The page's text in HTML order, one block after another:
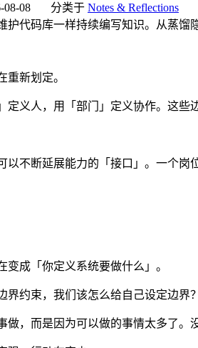
08-08 分类于 Notes & Reflections
护代码库一样持续编写知识。从蒸
重新划定。
义人，用「部门」定义协作。这些
以不断延展能力的「接口」。一个
成「你定义系统要做什么」。
约束，我们该怎么给自己设定边界？
，而是因为可以做的事情太多了。